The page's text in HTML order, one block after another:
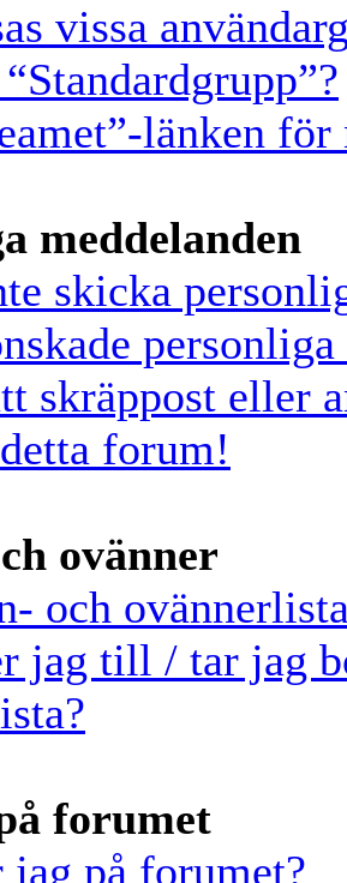
vissa
länken för
meddelanden
skicka
skräppost eller
forum!
ovänner
och
jag till / tar jag
forumet
jag på forumet?